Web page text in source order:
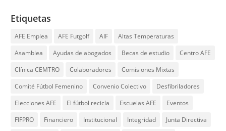
Etiquetas
AFE Emplea AFE Futgolf AIF
Altas Temperaturas
Asamblea
Ayudas de abogados Becas de estudio
Centro AFE
Clínica CEMTRO
Colaboradores
Comisiones Mixtas
Comité Fútbol Femenino
Convenio Colectivo
Desfibriladores
Elecciones AFE
El fútbol recicla Escuelas AFE
Eventos
FIFPRO
Financiero Institucional Integridad
Junta Directiva